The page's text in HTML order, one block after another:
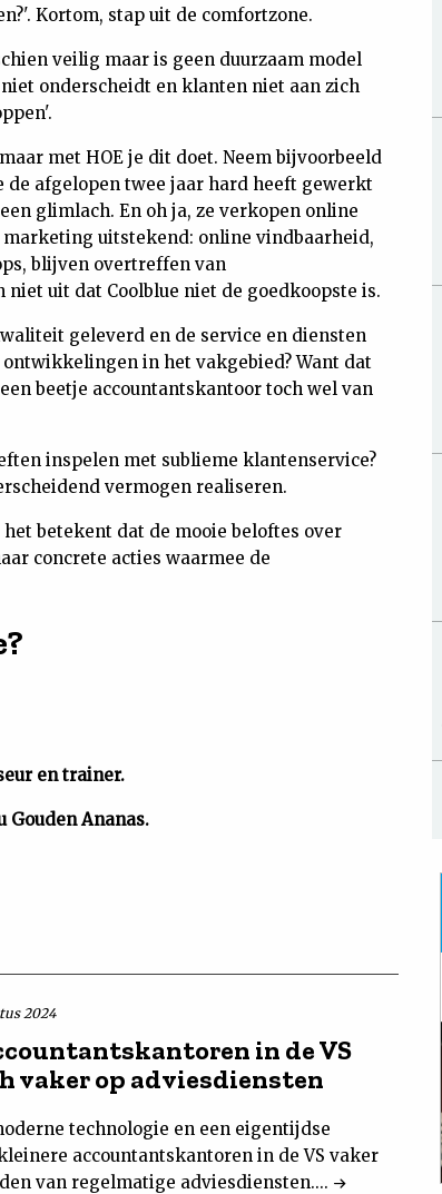
Kortom, stap uit de comfortzone.
veilig maar is geen duurzaam model
onderscheidt en klanten niet aan zich
met HOE je dit doet. Neem bijvoorbeeld
de afgelopen twee jaar hard heeft gewerkt
glimlach. En oh ja, ze verkopen online
uitstekend: online vindbaarheid,
blijven overtreffen van
uit dat Coolblue niet de goedkoopste is.
geleverd en de service en diensten
in het vakgebied? Want dat
beetje accountantskantoor toch wel van
inspelen met sublieme klantenservice?
vermogen realiseren.
betekent dat de mooie beloftes over
concrete acties waarmee de
en trainer.
Ananas.
2024
in de VS
vaker op adviesdiensten
technologie en een eigentijdse
accountantskantoren in de VS vaker
van regelmatige adviesdiensten....